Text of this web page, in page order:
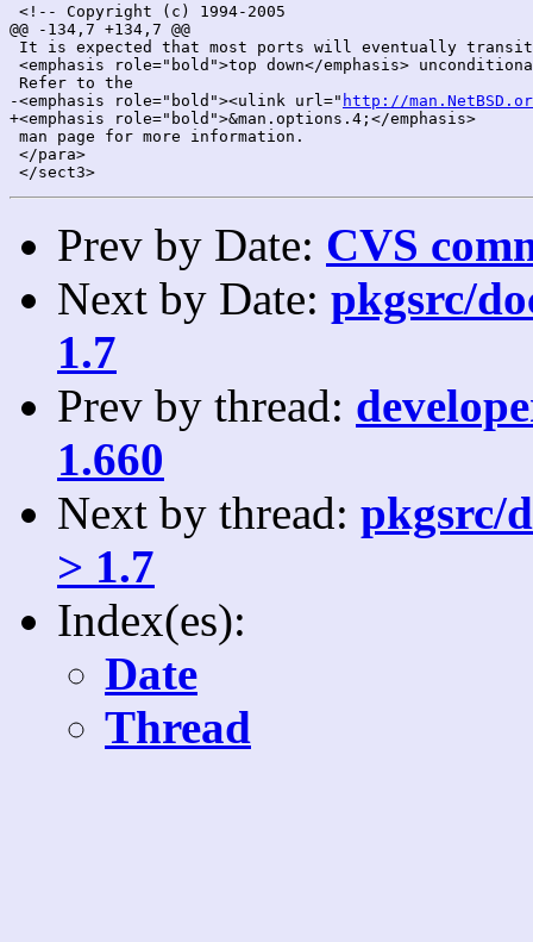
<!-- Copyright (c) 1994-2005
@@ -134,7 +134,7 @@
It is expected that most ports will eventually
<emphasis role="bold">top down</emphasis>
Refer to the
-<emphasis role="bold"><ulink url=" http://
+<emphasis role="bold">&man.options.4;</emphasis>
man page for more information.
</para>
Prev by Date: CVS
Next by Date: pkgsrc/
1.7
Prev by thread:
1.660
Next by thread: pkgsrc/
> 1.7
Index(es):
Date
Thread